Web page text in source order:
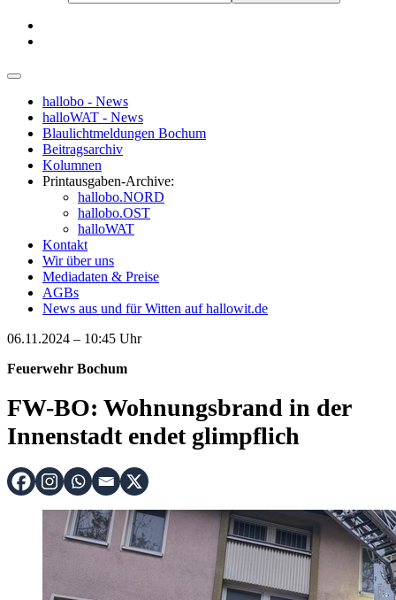
hallobo - News
halloWAT - News
Blaulichtmeldungen Bochum
Beitragsarchiv
Kolumnen
Printausgaben-Archive:
hallobo.NORD
hallobo.OST
halloWAT
Kontakt
Wir über uns
Mediadaten & Preise
AGBs
News aus und für Witten auf hallowit.de
06.11.2024 – 10:45 Uhr
Feuerwehr Bochum
FW-BO: Wohnungsbrand in der
Innenstadt endet glimpflich